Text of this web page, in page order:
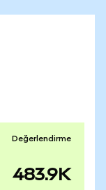
Değerlendirme
483.9K